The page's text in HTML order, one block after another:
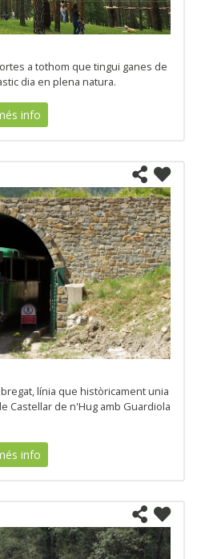
a tothom que tingui ganes de
dia en plena natura.
info
línia que històricament unia
Castellar de n'Hug amb Guardiola
info